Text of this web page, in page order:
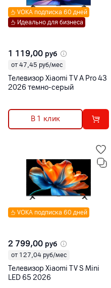
Идеально для бизнеса
VOKA подписка 60 дней
1 119,00 руб
от 47,45 руб/мес
Телевизор Xiaomi TV A Pro 43
2026 темно-серый
В 1 клик
VOKA подписка 60 дней
2 799,00 руб
от 127,04 руб/мес
Телевизор Xiaomi TV S Mini
LED 65 2026